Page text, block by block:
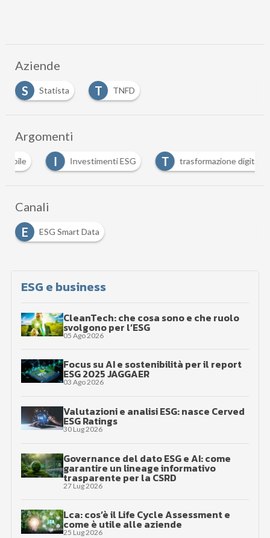
Aziende
S
Statista T TNFD
Argomenti
Investimenti ESG T trasformazione digitale
Canali
E
ESG Smart Data
ESG e business
CleanTech: che cosa sono e che ruolo
svolgono per l’ESG
05 Ago 2026
Focus su AI e sostenibilità per il report
ESG 2025 JAGGAER
03 Ago 2026
Valutazioni e analisi ESG: nasce Cerved
ESG Ratings
30 Lug 2026
Governance del dato ESG e AI: come
garantire un lineage informativo
trasparente per la CSRD
27 Lug 2026
Lca: cos’è il Life Cycle Assessment e
come è utile alle aziende
25 Lug 2026